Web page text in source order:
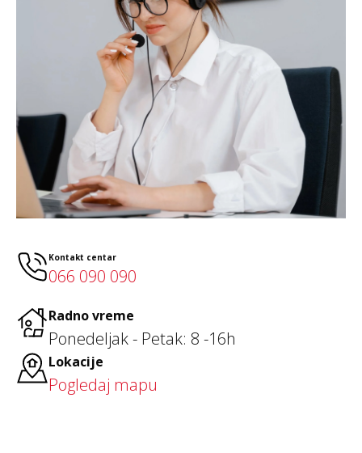
Kontakt centar
066 090 090
Radno vreme
Ponedeljak - Petak: 8 -16h
Lokacije
Pogledaj mapu